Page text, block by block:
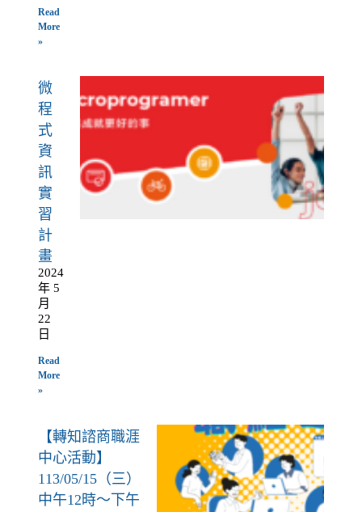
Read
More
»
微
程
式
資
訊
實
習
計
畫
2024
年 5
月
22
日
Read
More
»
【轉知諮商職涯
中心活動】
113/05/15（三）
中午12時～下午